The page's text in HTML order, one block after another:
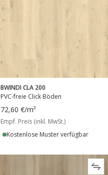
BWINDI CLA 200
PVC-freie Click Böden
72,60 €/m²
Empf. Preis (inkl. MwSt.)
Kostenlose Muster verfügbar